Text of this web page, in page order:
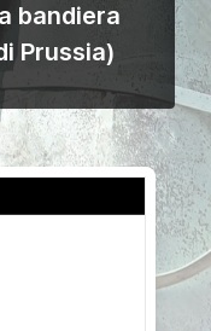
bandiera
Prussia)